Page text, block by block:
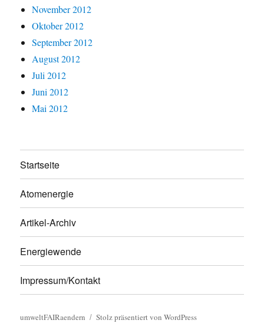
November 2012
Oktober 2012
September 2012
August 2012
Juli 2012
Juni 2012
Mai 2012
Startseite
Atomenergie
Artikel-Archiv
Energiewende
Impressum/Kontakt
umweltFAIRaendern Stolz präsentiert von WordPress